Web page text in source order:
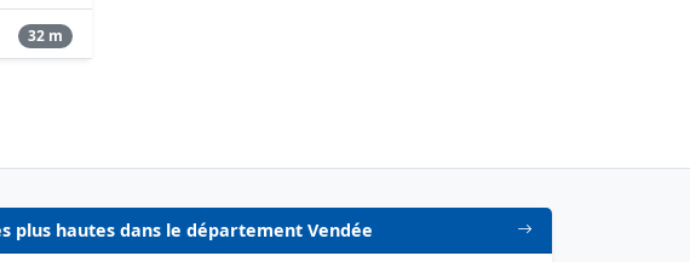
32 m
plus hautes dans le département Vendée